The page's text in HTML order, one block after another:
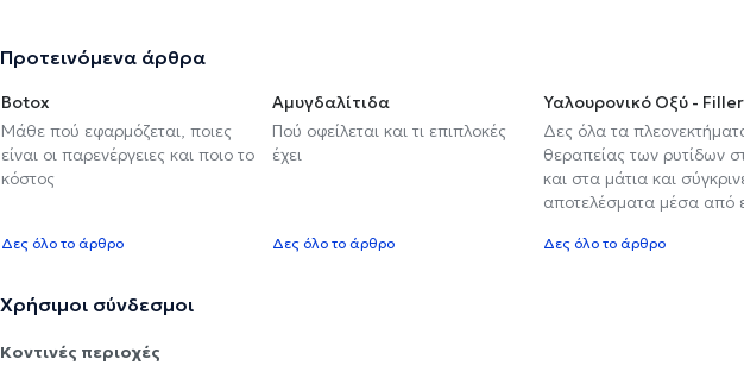
Προτεινόμενα άρθρα
Botox
Μάθε πού εφαρμόζεται, ποιες
είναι οι παρενέργειες και ποιο το
κόστος
Δες όλο το άρθρο
Αμυγδαλίτιδα
Πού οφείλεται και τι επιπλοκές
έχει
Δες όλο το άρθρο
Υαλουρονικό Οξύ -
Δες όλα τα
θεραπείας των ρυτίδων
και στα μάτια και
αποτελέσματα μέσα από
Δες όλο το άρθρο
Χρήσιμοι σύνδεσμοι
Κοντινές περιοχές